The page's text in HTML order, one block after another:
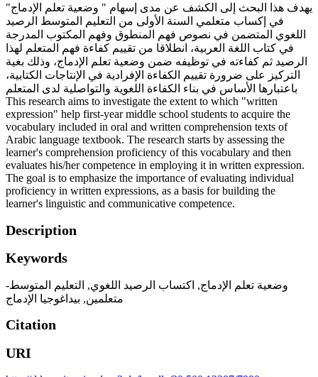
يهدف هذا البحث إلى الكشف عن مدى إسهام " وضعية تعلم الإدماج"
في إكساب متعلمي السنة الأولى من التعليم المتوسط الرصيد
اللغوي المتضمن في نصوص فهم المنطوق وفهم المكتوب المدرجة
في كتاب اللغة العربية، انطلاقا من تقييم كفاءة فهم المتعلم لهذا
الرصيد ثم كفاءته في توظيفه ضمن وضعية تعلم الإدماج، وذلك بغية
التركيز على ضرورة تقييم الكفاءة الإفرادية في الإنتاجات الكتابية،
باعتبارها الأساس في بناء الكفاءة اللغوية والتواصلية لدى المتعلم
This research aims to investigate the extent to which "written
expression" help first-year middle school students to acquire the
vocabulary included in oral and written comprehension texts of
Arabic language textbook. The research starts by assessing the
learner's comprehension proficiency of this vocabulary and then
evaluates his/her competence in employing it in written expression.
The goal is to emphasize the importance of evaluating individual
proficiency in written expressions, as a basis for building the
learner's linguistic and communicative competence.
Description
Keywords
وضعية تعلم الإدماج, اكتساب الرصيد اللغوي, التعليم المتوسط-
متعلمين, بيداغوجيا الإدماج
Citation
URI